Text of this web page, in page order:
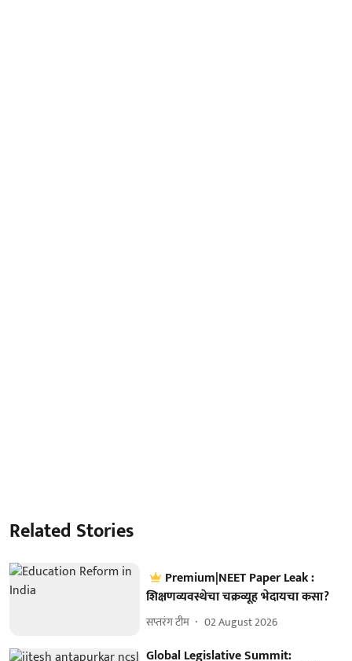
Related Stories
Premium|NEET Paper Leak :
शिक्षणव्यवस्थेचा चक्रव्यूह भेदायचा कसा?
सप्तरंग टीम 02 August 2026
Global Legislative Summit: